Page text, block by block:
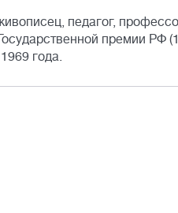
педагог,
премии РФ
года.